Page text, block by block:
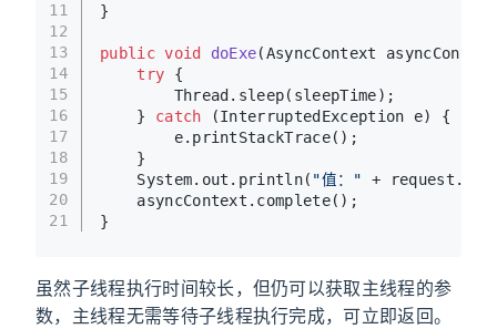
11
12
13
14
15
16
17
18
19
20
21
}
public void doExe(AsyncContext
try {
        Thread.sleep(sleepTime);
    }
catch (InterruptedException e) {
        e.printStackTrace();
    }
    System.out.println(
"值："
+
    asyncContext.complete();
}
虽然子线程执行时间较长，但仍可以获取主线程的参
数，主线程无需等待子线程执行完成，可立即返回。